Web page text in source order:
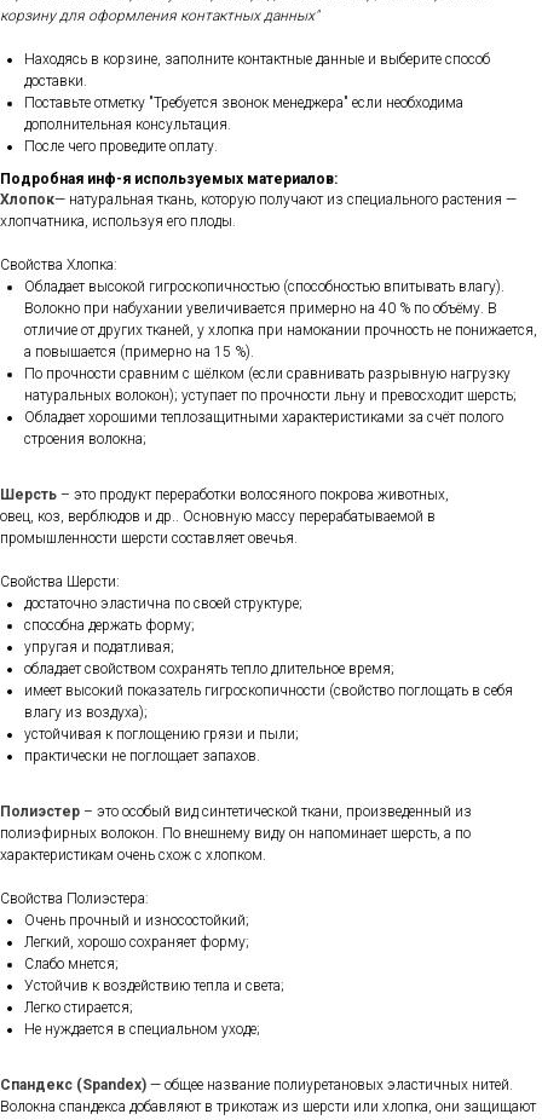
корзину для оформления контактных данных"
Находясь в корзине, заполните контактные данные и выберите способ
доставки.
Поставьте отметку "Требуется звонок менеджера" если необходима
дополнительная консультация.
После чего проведите оплату.
Подробная инф-я используемых материалов:
Хлопок— натуральная ткань, которую получают из специального растения —
хлопчатника, используя его плоды.
Свойства Хлопка:
Обладает высокой гигроскопичностью (способностью впитывать влагу).
Волокно при набухании увеличивается примерно на 40 % по объёму. В
отличие от других тканей, у хлопка при намокании прочность не понижается,
а повышается (примерно на 15 %).
По прочности сравним с шёлком (если сравнивать разрывную нагрузку
натуральных волокон); уступает по прочности льну и превосходит шерсть;
Обладает хорошими теплозащитными характеристиками за счёт полого
строения волокна;
Шерсть – это продукт переработки волосяного покрова животных,
овец, коз, верблюдов и др.. Основную массу перерабатываемой в
промышленности шерсти составляет овечья.
Свойства Шерсти:
достаточно эластична по своей структуре;
способна держать форму;
упругая и податливая;
обладает свойством сохранять тепло длительное время;
имеет высокий показатель гигроскопичности (свойство поглощать в себя
влагу из воздуха);
устойчивая к поглощению грязи и пыли;
практически не поглощает запахов.
Полиэстер – это особый вид синтетической ткани, произведенный из
полиэфирных волокон. По внешнему виду он напоминает шерсть, а по
характеристикам очень схож с хлопком.
Свойства Полиэстера:
Очень прочный и износостойкий;
Легкий, хорошо сохраняет форму;
Слабо мнется;
Устойчив к воздействию тепла и света;
Легко стирается;
Не нуждается в специальном уходе;
Спандекс (Spandex) — общее название полиуретановых эластичных нитей.
Волокна спандекса добавляют в трикотаж из шерсти или хлопка, они защищают